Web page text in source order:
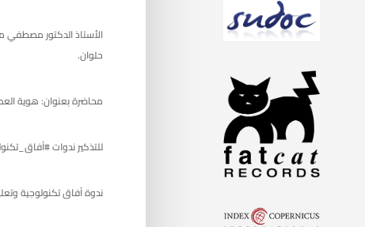
الأستاذ الدكتور مصطفي
حلوان.
محاضرة بعنوان: هوية
للتذكير ندوات
ندوة آفاق تكنولوجية